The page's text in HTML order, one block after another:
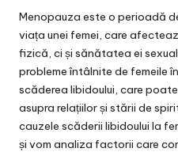
Menopauza este o perioadă
viața unei femei, care
fizică, ci și sănătatea ei
probleme întâlnite de femeile
scăderea libidoului, care
asupra relațiilor și stării de
cauzele scăderii libidoului la
și vom analiza factorii care